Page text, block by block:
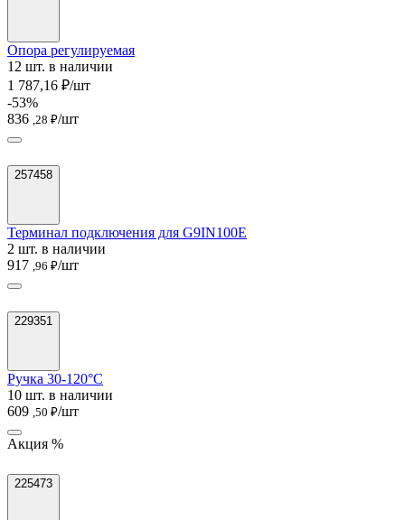
Опора регулируемая
12 шт. в наличии
1 787,16 ₽/шт
-53%
836 ,28 ₽/шт
257458
Терминал подключения для G9IN100E
2 шт. в наличии
917 ,96 ₽/шт
229351
Ручка 30-120°C
10 шт. в наличии
609 ,50 ₽/шт
Акция %
225473